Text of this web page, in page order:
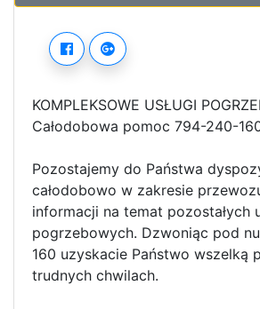
KOMPLEKSOWE USŁUGI
Całodobowa pomoc 794-240-
Pozostajemy do Państwa
całodobowo w zakresie
informacji na temat pozostałych
pogrzebowych. Dzwoniąc pod
160 uzyskacie Państwo wszelką
trudnych chwilach.